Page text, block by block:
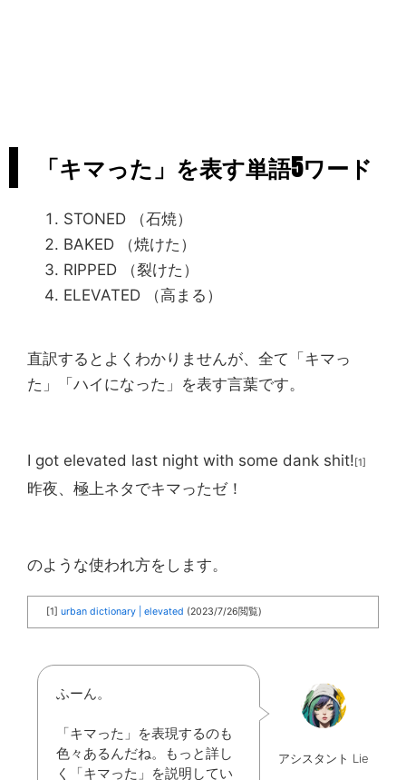
「キマった」を表す単語5ワード
STONED （石焼）
BAKED （焼けた）
RIPPED （裂けた）
ELEVATED （高まる）
直訳するとよくわかりませんが、全て「キマっ
た」「ハイになった」を表す言葉です。
I got elevated last night with some dank shit! [1]
昨夜、極上ネタでキマったゼ！
のような使われ方をします。
[1] urban dictionary | elevated (2023/7/26閲覧)
ふーん。
「キマった」を表現するのも
色々あるんだね。もっと詳し
く「キマった」を説明してい
アシスタント Lie